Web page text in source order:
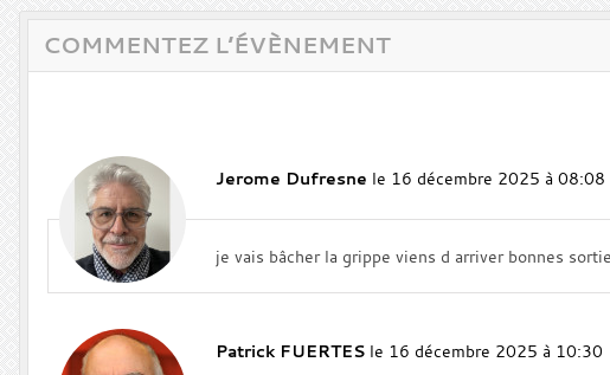
COMMENTEZ L’ÉVÈNEMENT
Jerome Dufresne le 16 décembre 2025 à 08:08
je vais bâcher la grippe viens d arriver bonnes
Patrick FUERTES le 16 décembre 2025 à 10:30